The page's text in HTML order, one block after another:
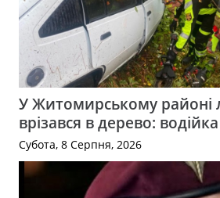
У Житомирському районі
врізався в дерево:
Субота, 8 Серпня, 2026